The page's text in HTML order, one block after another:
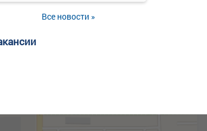
Все новости »